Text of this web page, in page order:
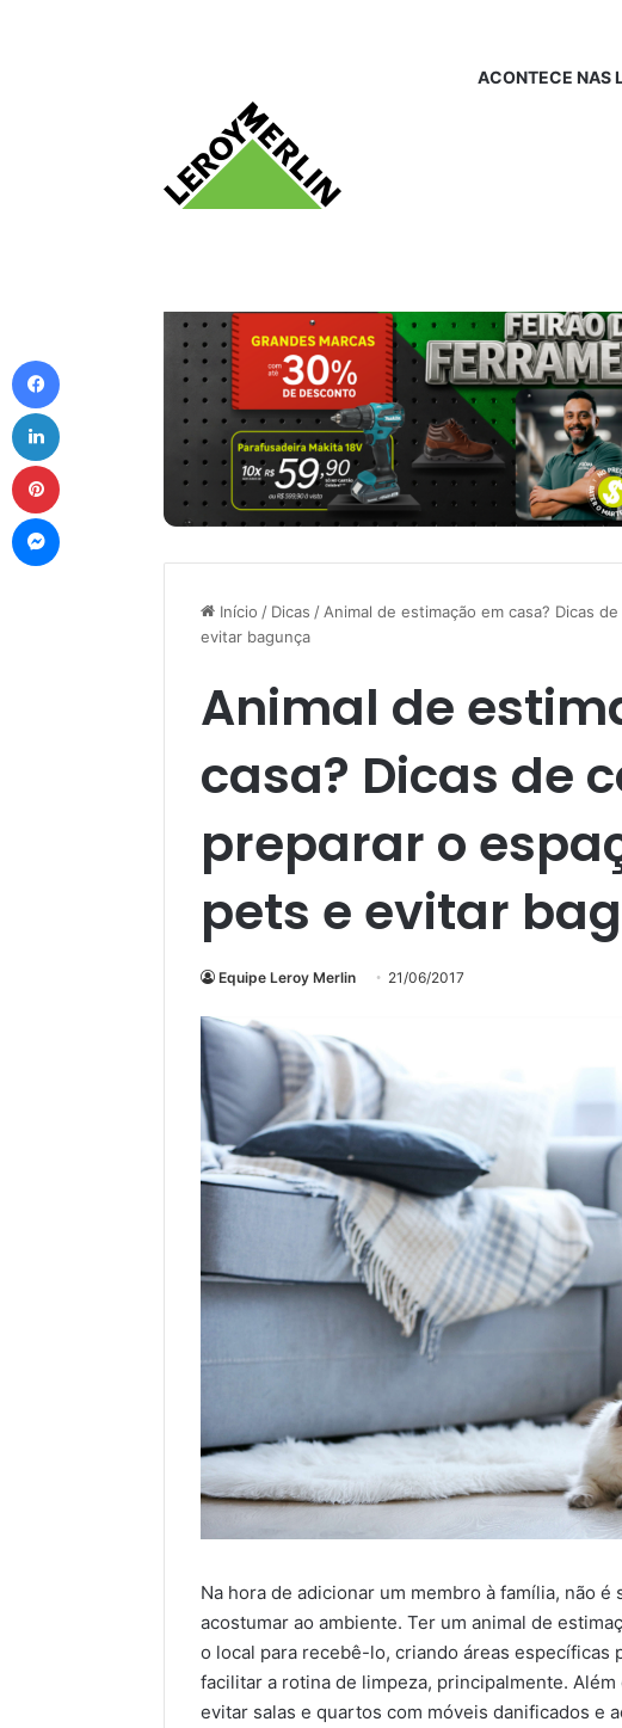
ACONTECE NAS
Início / Dicas / Animal de estimação em casa? Dicas
evitar bagunça
Animal de
casa? Dicas de
preparar o
pets e evitar
Equipe Leroy Merlin 21/06/2017
Na hora de adicionar um membro à família, não
acostumar ao ambiente. Ter um animal de
o local para recebê-lo, criando áreas específicas
facilitar a rotina de limpeza, principalmente.
evitar salas e quartos com móveis danificados e